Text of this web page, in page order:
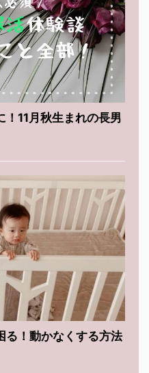
！11月秋生まれの長男
る！動かなくする方法